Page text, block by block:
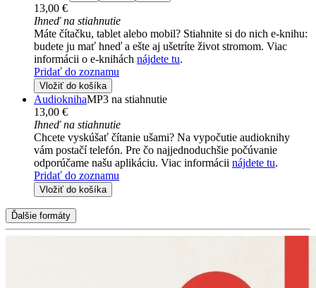
13,00 €
Ihneď na stiahnutie
Máte čítačku, tablet alebo mobil? Stiahnite si do nich e-knihu:
budete ju mať hneď a ešte aj ušetríte život stromom. Viac
informácii o e-knihách nájdete tu.
Pridať do zoznamu
Vložiť do košíka
AudioknihaMP3 na stiahnutie
13,00 €
Ihneď na stiahnutie
Chcete vyskúšať čítanie ušami? Na vypočutie audioknihy
vám postačí telefón. Pre čo najjednoduchšie počúvanie
odporúčame našu aplikáciu. Viac informácii nájdete tu.
Pridať do zoznamu
Vložiť do košíka
Ďalšie formáty